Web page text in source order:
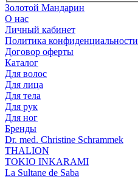
Золотой Мандарин
О нас
Личный кабинет
Политика конфиденциальности
Договор оферты
Каталог
Для волос
Для лица
Для тела
Для рук
Для ног
Бренды
Dr. med. Christine Schrammek
THALION
TOKIO INKARAMI
La Sultane de Saba